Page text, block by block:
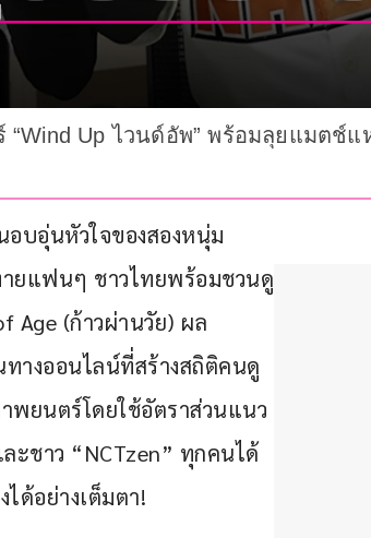
Up ไวนด์อัพ” พร้อมลุยแมตช์
อบอุ่นหัวใจของสองหนุ่ม
ายแฟนๆ ชาวไทยพร้อมชวนดู
Age (ก้าวผ่านวัย) ผล
างออนไลน์ที่สร้างสถิติคนดู
ยนตร์โดยใช้อัตราส่วนแนว
ชาว “NCTzen” ทุกคนได้
ด้อย่างเต็มตา!